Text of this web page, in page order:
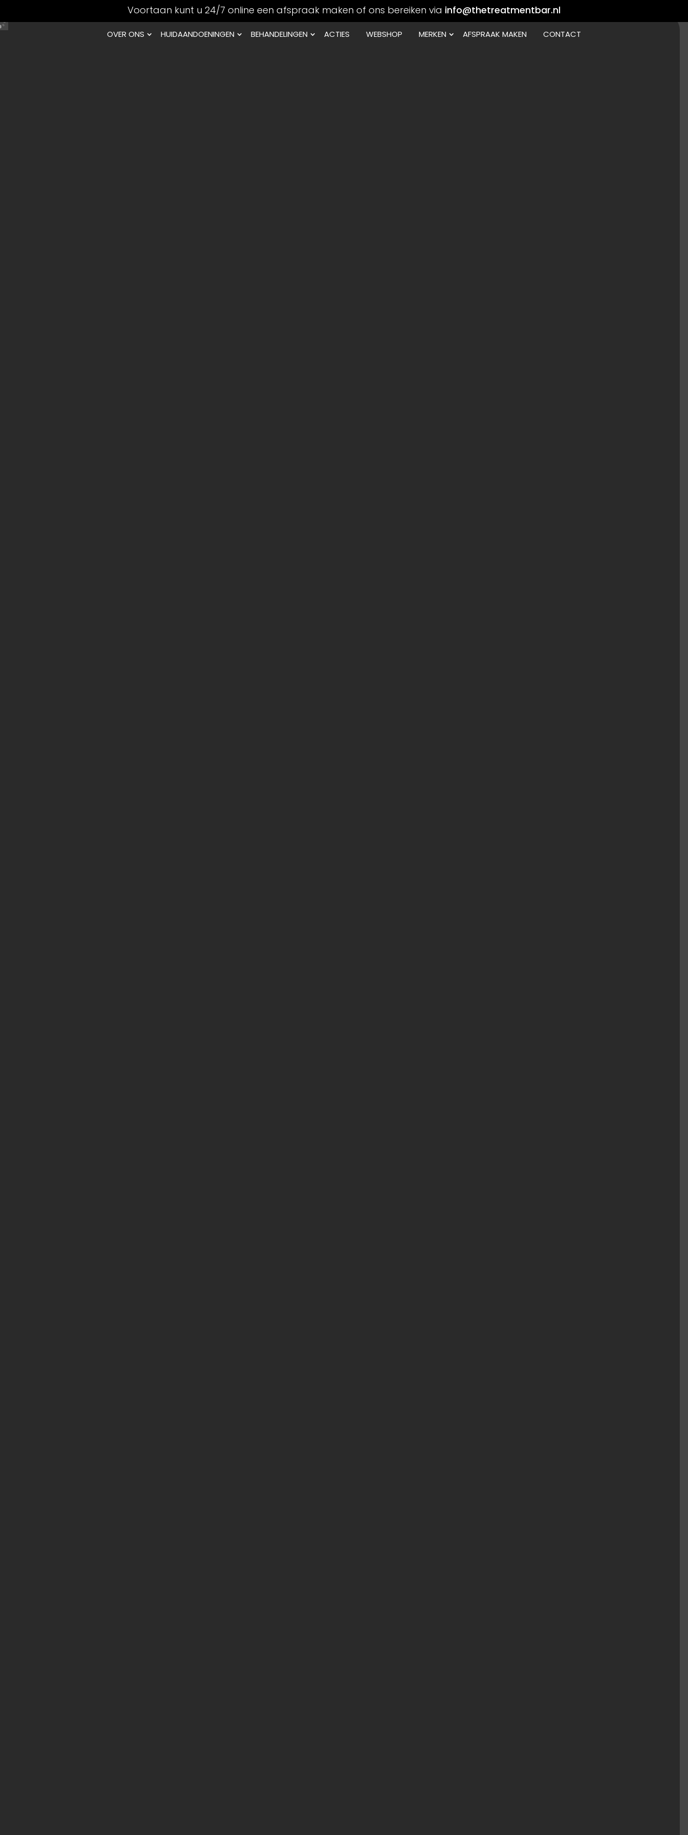
Voortaan kunt u 24/7 online een afspraak maken of ons bereiken via info@thetreatmentbar.nl
OVER ONS HUIDAANDOENINGEN BEHANDELINGEN ACTIES WEBSHOP MERKEN AFSPRAAK MAKEN CONTACT